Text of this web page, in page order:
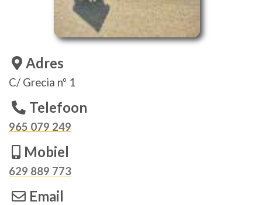
Adres
C/ Grecia nº 1
Telefoon
965 079 249
Mobiel
629 889 773
Email